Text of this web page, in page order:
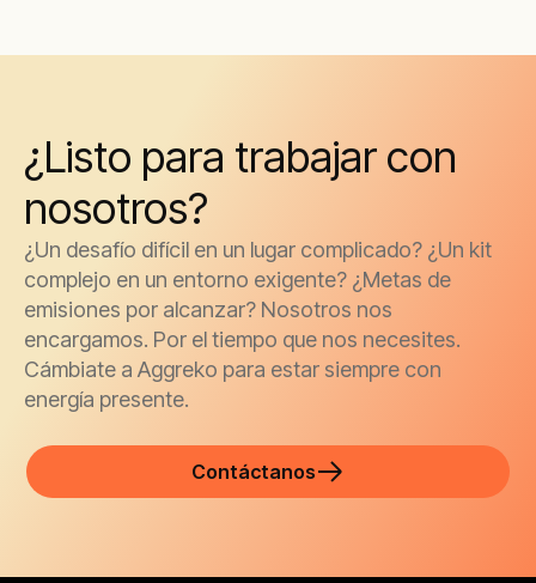
¿Listo para trabajar con
nosotros?
¿Un desafío difícil en un lugar complicado? ¿Un kit
complejo en un entorno exigente? ¿Metas de
emisiones por alcanzar? Nosotros nos
encargamos. Por el tiempo que nos necesites.
Cámbiate a Aggreko para estar siempre con
energía presente.
Contáctanos